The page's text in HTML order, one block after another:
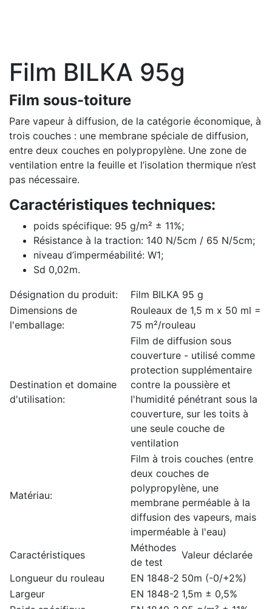
Film BILKA 95g
Film sous-toiture
Pare vapeur à diffusion, de la catégorie économique, à
trois couches : une membrane spéciale de diffusion,
entre deux couches en polypropylène. Une zone de
ventilation entre la feuille et l’isolation thermique n’est
pas nécessaire.
Caractéristiques techniques:
poids spécifique: 95 g/m² ± 11%;
Résistance à la traction: 140 N/5cm / 65 N/5cm;
niveau d’imperméabilité: W1;
Sd 0,02m.
Désignation du produit:
Film BILKA 95 g
Dimensions de
l'emballage:
Rouleaux de 1,5 m x 50 ml =
75 m²/rouleau
Destination et domaine
d'utilisation:
Film de diffusion sous
couverture - utilisé comme
protection supplémentaire
contre la poussière et
l'humidité pénétrant sous la
couverture, sur les toits à
une seule couche de
ventilation
Matériau:
Film à trois couches (entre
deux couches de
polypropylène, une
membrane perméable à la
diffusion des vapeurs, mais
imperméable à l'eau)
Caractéristiques
Méthodes
de test
Valeur déclarée
Longueur du rouleau
EN 1848-2 50m (-0/+2%)
Largeur
EN 1848-2 1,5m ± 0,5%